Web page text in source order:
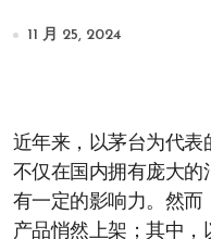
11 月 25, 2024
近年来，以茅台为代表
不仅在国内拥有庞大的
有一定的影响力。然而
产品悄然上架；其中，